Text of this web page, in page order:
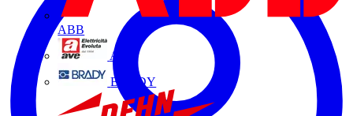
ABB
AVE
BRADY